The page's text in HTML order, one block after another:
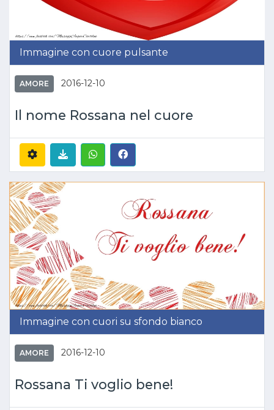
Immagine con cuore pulsante
AMORE 2016-12-10
Il nome Rossana nel cuore
Immagine con cuori su sfondo bianco
AMORE 2016-12-10
Rossana Ti voglio bene!